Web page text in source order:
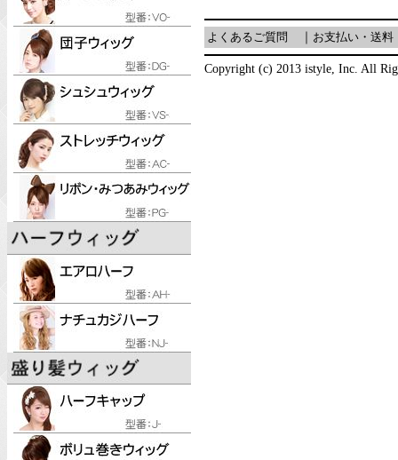
よくあるご質問 お支払い・送料
Copyright (c) 2013 istyle, Inc. All